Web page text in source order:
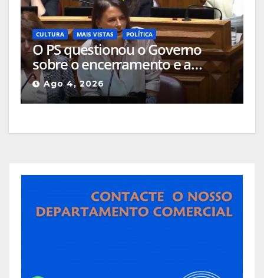
CULTURA MAIS VISTAS POLÍTICA
O PS questionou o Governo
sobre o encerramento e a
alteração de uso das salas de
cinema da Guarda
Ago 4, 2026